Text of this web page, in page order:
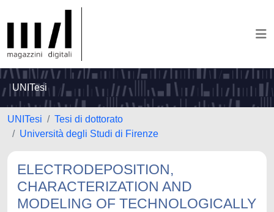
UNITesi
UNITesi
Tesi di dottorato
Università degli Studi di Firenze
ELECTRODEPOSITION,
CHARACTERIZATION AND
MODELING OF TECHNOLOGICALLY